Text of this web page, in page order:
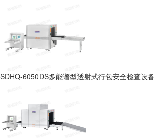
SDHQ-6050DS多能谱型透射式行包安全检查设备